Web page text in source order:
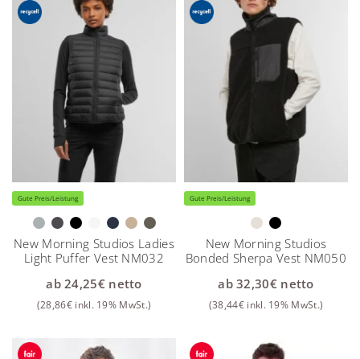
Gute Preis/Leistung
New Morning Studios Ladies
Light Puffer Vest NM032
ab24,25€netto
(28,86€ inkl. 19% MwSt.)
Gute Preis/Leistung
New Morning Studios
Bonded Sherpa Vest NM050
ab32,30€netto
(38,44€ inkl. 19% MwSt.)